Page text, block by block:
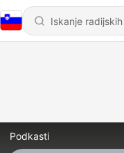
Podkasti